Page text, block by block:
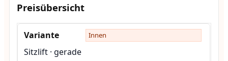
Preisübersicht
Innen
Sitzlift · gerade